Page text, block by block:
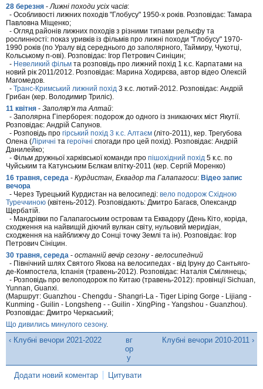
28 березня -Лижні походи усіх часів:
- Особливості лижних походів "Глобусу" 1950-х років. Розповідає: Тамара
Павловна Міщенко;
- Огляд районів лижних походів з різними типами рельєфу та
рослинності: показ уривків із фільмів про лижні походи "Глобусу" 1970-
1990 років (по Уралу від середнього до заполярного, Таймиру, Чукотці,
Кольському п-ові). Розповідає: Ігор Петрович Синіцин;
- Невеликий фільм та розповідь про лижний похід 1 к.с. Карпатами на
новий рік 2011/2012. Розповідає: Марина Ходирєва, автор відео Олексій
Магомедов.
- Транс-Кримський лижний похід 3 к.с. лютий-2012. Розповідає: Андрій
Грибан (кер. Володимир Триліс).
11 квітня - Заполяр'я та Алтай:
- Заполярна Гіперборея: подорож до одного із зникаючих міст Якутії.
Розповідає: Андрій Сапунов.
- Розповідь про гірський похід 3 к.с. Алтаєм (літо-2011), кер. Трегубова
Олена (Ліричні та героїчні спогади про цей похід). Розповідає: Андрій
Данилейко;
- Фільм дружньої харківської команди про пішохідний похід 5 к.с. по
Чуйським та Катунським Бєлкам влітку-2011 (кер. Сергій Моренко)
16 травня, середа - Курдистан, Еквадор та Галапагоси: Відео запис
вечора
- Через Турецький Курдистан на велосипеді: вело подорож Східною
Туреччиною (квітень-2012). Розповідають: Дмитро Багаєв, Олександр
Щербатій.
- Мандрівки по Галапагоським островам та Еквадору (День Кіто, коріда,
сходження на найвищій діючий вулкан світу, нульовий меридіан,
сходження на найближчу до Сонці точку Землі та ін). Розповідає: Ігор
Петрович Сініцин.
30 травня, середа - останній вечір сезону - велосипедний
- Північний шлях Святого Якова на велосипедах - від Іруну до Сантьяго-
де-Компостела, Іспанія (травень-2012). Розповідає: Наталія Смілянець;
- Розповідь про велоподорож по Китаю (травень-2012): провінції Sichuan,
Yunnan, Guanxi.
(Маршрут: Guanzhou - Chengdu - Shangri-La - Tiger Liping Gorge - Lijiang -
Kunming - Guilin - Longsheng - - Guilin - XingPing - Yangshou - Guanzhou).
Розповідає: Дмитро Черкаський;
Що дивились минулого сезону.
‹ Клубні вечори 2021-2022
вг
ор
у
Клубні вечори 2010-2011 ›
Додати новий коментар Цитувати